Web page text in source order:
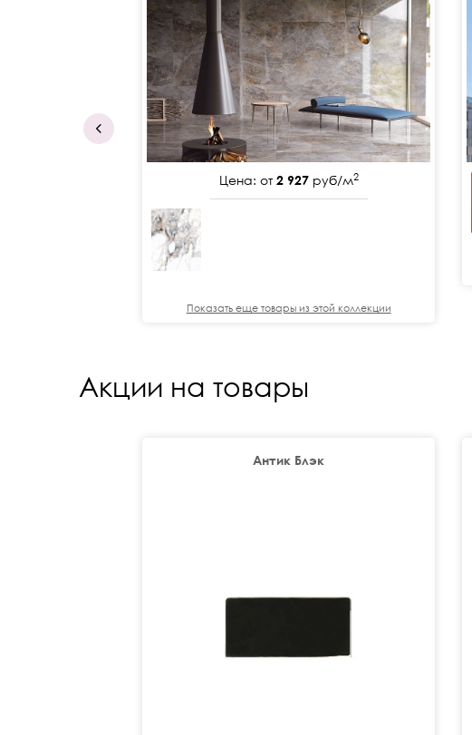
Цена: от2 927руб/м2
Показать еще товары из этой коллекции
Акции на товары
Антик Блэк